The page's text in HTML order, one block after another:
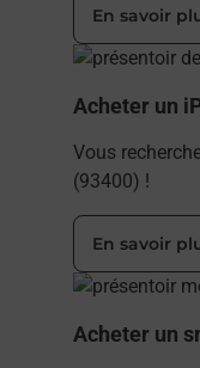
En savoir
En savoir plus
Acheter un
Vous
(93400) !
En savoir
En savoir plus
Acheter un